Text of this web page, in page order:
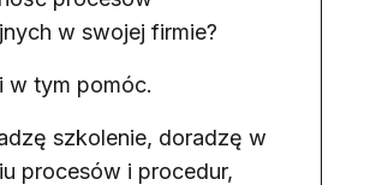
w swojej firmie?
w tym pomóc.
szkolenie, doradzę w
procesów i procedur,